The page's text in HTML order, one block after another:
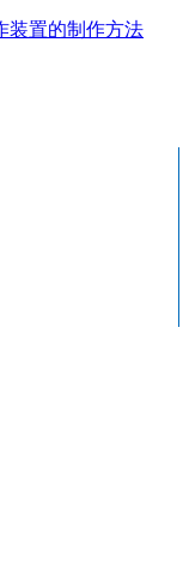
装置的制作方法